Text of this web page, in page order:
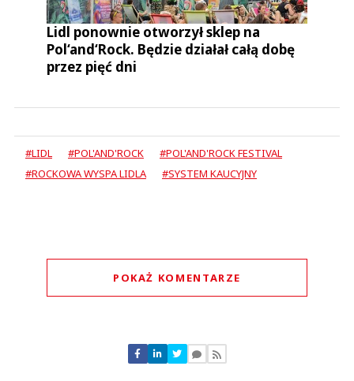
Lidl ponownie otworzył sklep na
Pol‘and‘Rock. Będzie działał całą dobę
przez pięć dni
#LIDL #POL'AND'ROCK
#POL'AND'ROCK FESTIVAL
#ROCKOWA WYSPA LIDLA
#SYSTEM KAUCYJNY
POKAŻ KOMENTARZE